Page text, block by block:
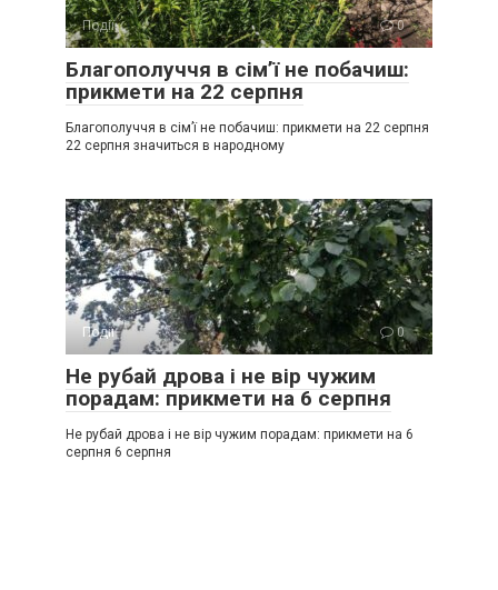
Події 0
Благополуччя в сім’ї не побачиш:
прикмети на 22 серпня
Благополуччя в сім’ї не побачиш: прикмети на 22 серпня
22 серпня значиться в народному
Події 0
Не рубай дрова і не вір чужим
порадам: прикмети на 6 серпня
Не рубай дрова і не вір чужим порадам: прикмети на 6
серпня 6 серпня